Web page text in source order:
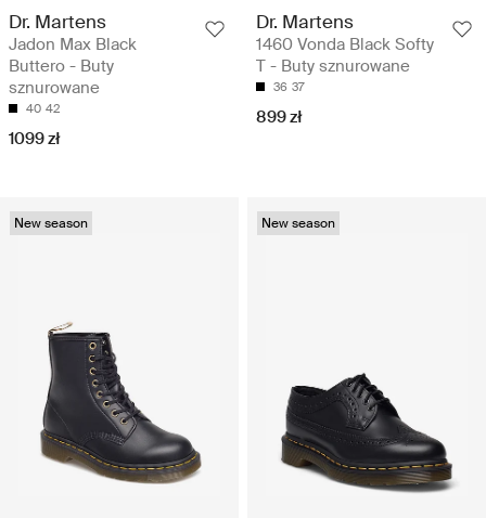
Dr. Martens
Jadon Max Black
Buttero - Buty
sznurowane
40 42
1099 zł
Dr. Martens
1460 Vonda Black Softy
T - Buty sznurowane
36 37
899 zł
New season New season